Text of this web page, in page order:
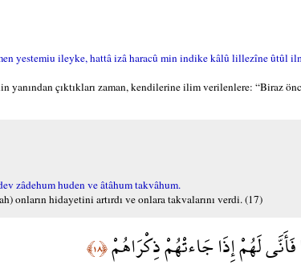
yestemiu ileyke, hattâ izâ haracû min indike kâlû lillezîne ûtûl
yanından çıktıkları zaman, kendilerine ilim verilenlere: “Biraz
zâdehum huden ve âtâhum takvâhum.
onların hidayetini artırdı ve onlara takvalarını verdi. (17)
لَهُمْ إِذَا جَاءتْهُمْ ذِكْرَاهُمْ﴿١٨﴾